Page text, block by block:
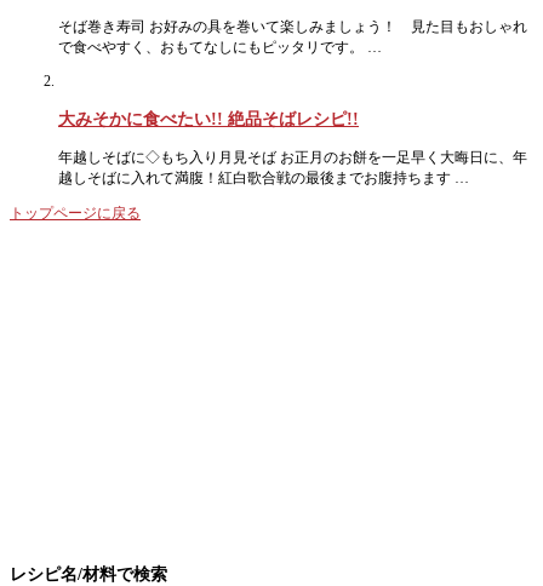
そば巻き寿司 お好みの具を巻いて楽しみましょう！ 見た目もおしゃれ
で食べやすく、おもてなしにもピッタリです。 …
大みそかに食べたい!! 絶品そばレシピ!!
年越しそばに◇もち入り月見そば お正月のお餅を一足早く大晦日に、年
越しそばに入れて満腹！紅白歌合戦の最後までお腹持ちます …
トップページに戻る
レシピ名/材料で検索